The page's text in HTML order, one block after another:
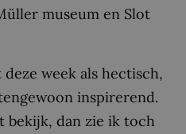
museum en Slot
week als hectisch,
inspirerend.
bekijk, dan zie ik toch